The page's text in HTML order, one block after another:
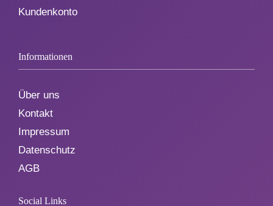
Kundenkonto
Informationen
Über uns
Kontakt
Impressum
Datenschutz
AGB
Social Links